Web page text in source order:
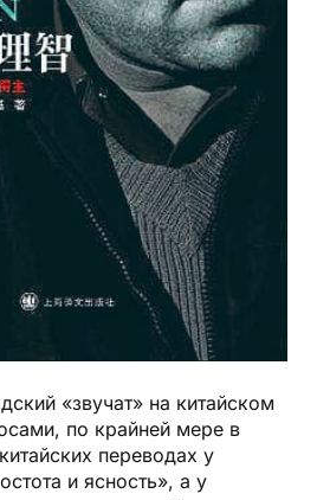
«звучат» на китайском
по крайней мере в
переводах у
и ясность», а у